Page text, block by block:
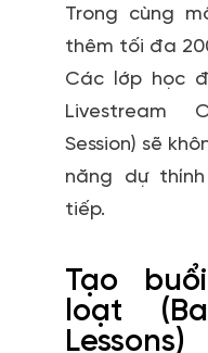
Trong cùng
thêm tối đa
Các lớp học
Livestream
Session) sẽ
năng dự
tiếp.
Tạo
loạt
Lessons)